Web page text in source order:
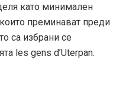
като минимален
преминават преди
са избрани се
les gens d’Uterpan.